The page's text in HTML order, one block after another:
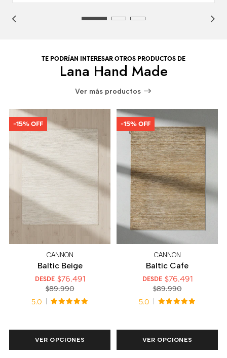
TE PODRÍAN INTERESAR OTROS PRODUCTOS DE
Lana Hand Made
Ver más productos
-15% OFF
CANNON
Baltic Beige
DESDE $76.491
$89.990
5.0
VER OPCIONES
-15% OFF
CANNON
Baltic Cafe
DESDE $76.491
$89.990
5.0
VER OPCIONES